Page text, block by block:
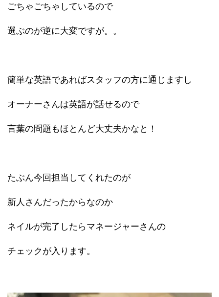
ごちゃごちゃしているので
選ぶのが逆に大変ですが。。
簡単な英語であればスタッフの方に通じますし
オーナーさんは英語が話せるので
言葉の問題もほとんど大丈夫かなと！
たぶん今回担当してくれたのが
新人さんだったからなのか
ネイルが完了したらマネージャーさんの
チェックが入ります。